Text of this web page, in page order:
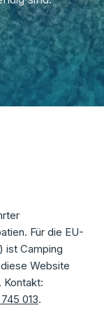
Für die EU-
ist Camping
Website
013.